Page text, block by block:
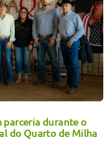
parceria durante o
do Quarto de Milha